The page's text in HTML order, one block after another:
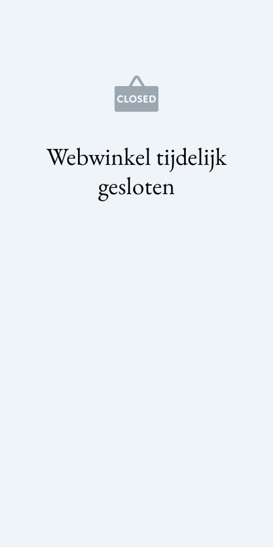
Webwinkel tijdelijk
gesloten